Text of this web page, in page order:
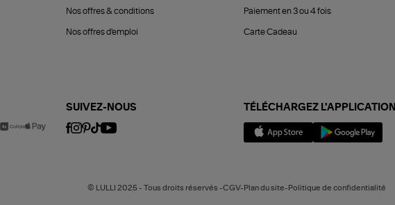
Nos offres & conditions
Nos offres d'emploi
Paiement en 3 ou 4 fois
Carte Cadeau
SUIVEZ-NOUS TÉLÉCHARGEZ L'APPLICATION
© LULLI 2025 - Tous droits réservés -CGV-Plan du site-Politique de confidentialité